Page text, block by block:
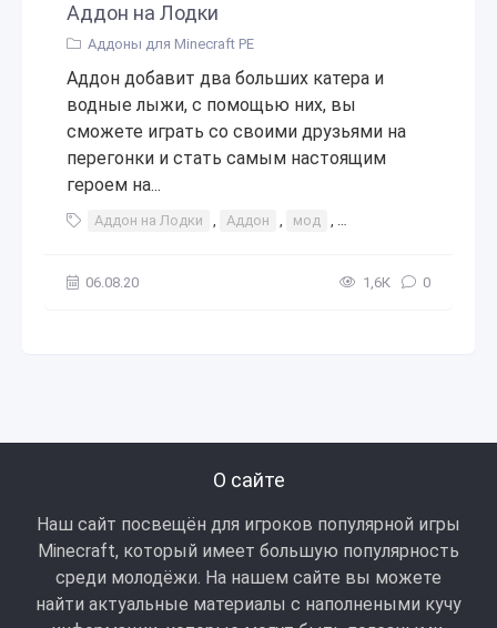
Аддон на Лодки
Аддоны для Minecraft PE
Аддон добавит два больших катера и
водные лыжи, с помощью них, вы
сможете играть со своими друзьями на
перегонки и стать самым настоящим
героем на...
Аддон на Лодки , Аддон , мод , дополнение
06.08.20 1,6К 0
О сайте
Наш сайт посвещён для игроков популярной игры
Minecraft, который имеет большую популярность
среди молодёжи. На нашем сайте вы можете
найти актуальные материалы с наполнеными кучу